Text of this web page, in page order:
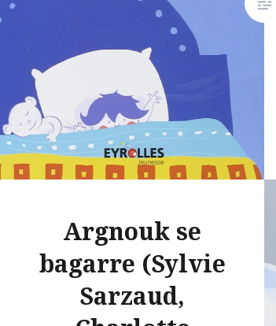
l’endormissement pour pénétrer
Argnouk se
bagarre (Sylvie
Sarzaud,